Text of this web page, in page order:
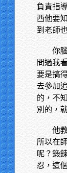
負責指
西他要
到老師
你
問過我
要是搞
去參加
的，不
別的，
他
所以在
呢？鍛
忍，這